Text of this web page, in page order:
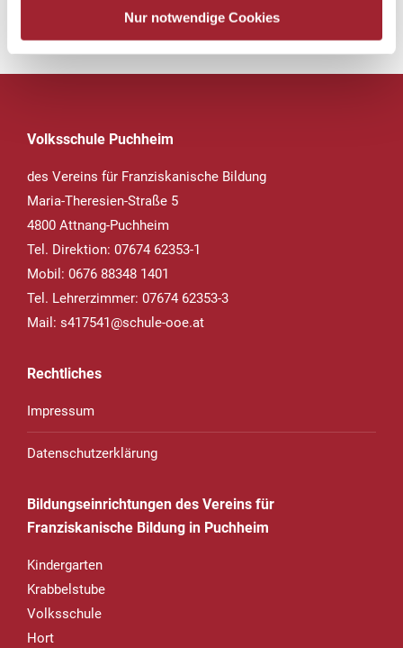
Nur notwendige Cookies
Volksschule Puchheim
des Vereins für Franziskanische Bildung
Maria-Theresien-Straße 5
4800 Attnang-Puchheim
Tel. Direktion: 07674 62353-1
Mobil: 0676 88348 1401
Tel. Lehrerzimmer: 07674 62353-3
Mail: s417541@schule-ooe.at
Rechtliches
Impressum
Datenschutzerklärung
Bildungseinrichtungen des Vereins für
Franziskanische Bildung in Puchheim
Kindergarten
Krabbelstube
Volksschule
Hort